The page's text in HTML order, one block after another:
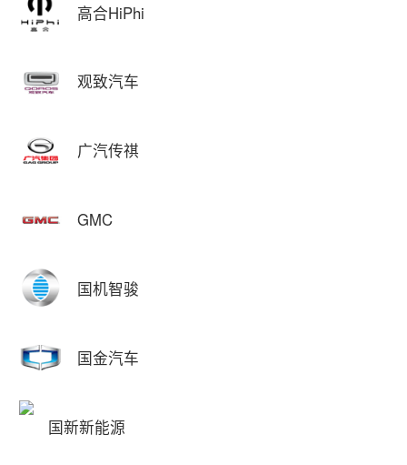
高合HiPhi
观致汽车
广汽传祺
GMC
国机智骏
国金汽车
国新新能源